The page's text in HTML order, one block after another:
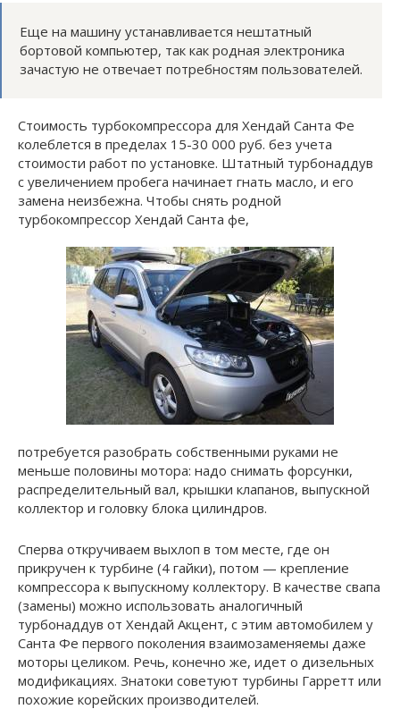
Еще на машину устанавливается нештатный
бортовой компьютер, так как родная электроника
зачастую не отвечает потребностям пользователей.
Стоимость турбокомпрессора для Хендай Санта Фе
колеблется в пределах 15-30 000 руб. без учета
стоимости работ по установке. Штатный турбонаддув
с увеличением пробега начинает гнать масло, и его
замена неизбежна. Чтобы снять родной
турбокомпрессор Хендай Санта фе,
потребуется разобрать собственными руками не
меньше половины мотора: надо снимать форсунки,
распределительный вал, крышки клапанов, выпускной
коллектор и головку блока цилиндров.
Сперва откручиваем выхлоп в том месте, где он
прикручен к турбине (4 гайки), потом — крепление
компрессора к выпускному коллектору. В качестве свапа
(замены) можно использовать аналогичный
турбонаддув от Хендай Акцент, с этим автомобилем у
Санта Фе первого поколения взаимозаменяемы даже
моторы целиком. Речь, конечно же, идет о дизельных
модификациях. Знатоки советуют турбины Гарретт или
похожие корейских производителей.